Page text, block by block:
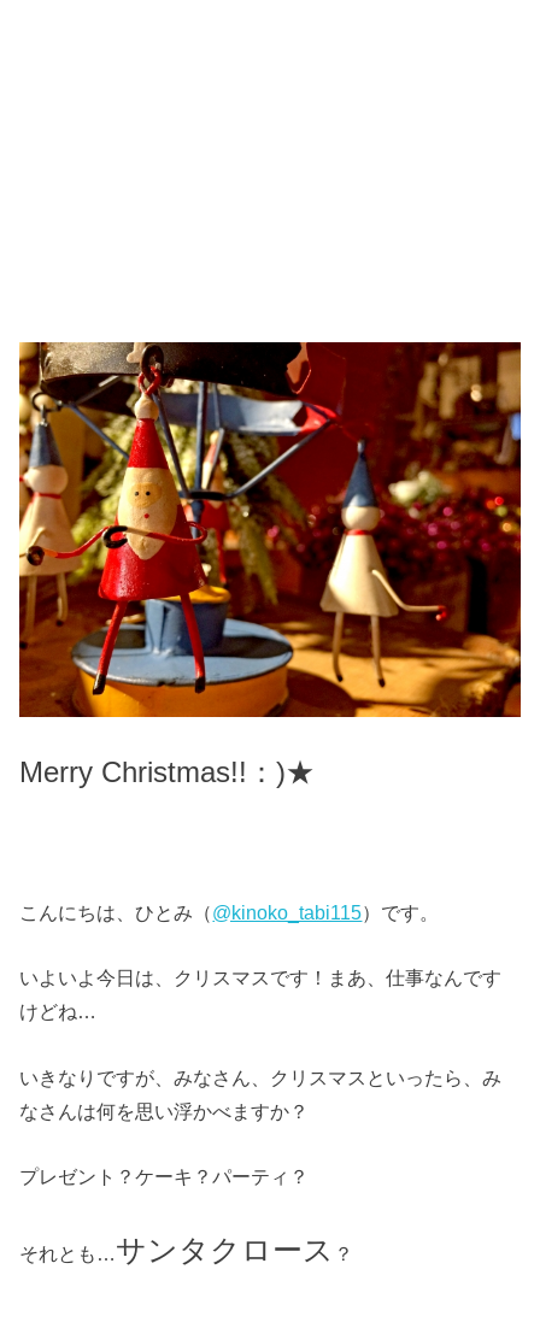
Merry Christmas!!：)★
こんにちは、ひとみ（@kinoko_tabi115）です。
いよいよ今日は、クリスマスです！まあ、仕事なんです
けどね…
いきなりですが、みなさん、クリスマスといったら、み
なさんは何を思い浮かべますか？
プレゼント？ケーキ？パーティ？
それとも…サンタクロース ？